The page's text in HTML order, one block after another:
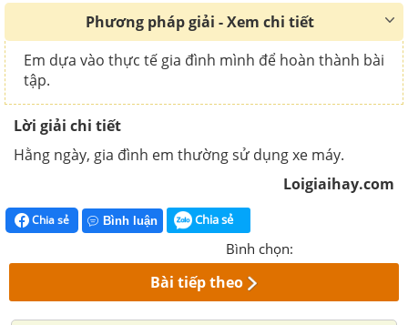
Phương pháp giải - Xem chi tiết
Em dựa vào thực tế gia đình mình để hoàn thành bài
tập.
Lời giải chi tiết
Hằng ngày, gia đình em thường sử dụng xe máy.
Loigiaihay.com
Chia sẻ Bình luận Chia sẻ
Bình chọn:
Bài tiếp theo